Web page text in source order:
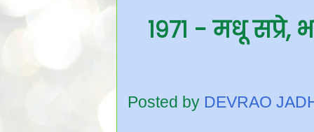
१९७१ - मधू सप्रे,
Posted by DEVRAO